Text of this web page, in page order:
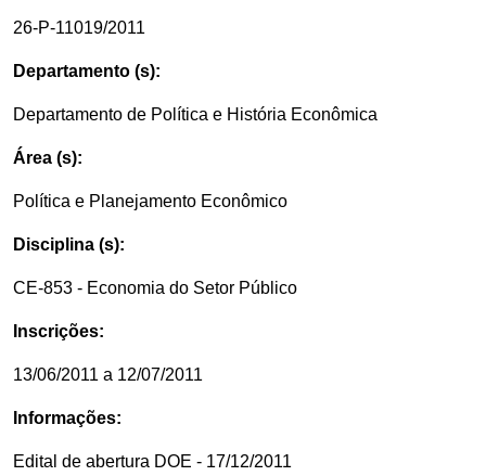
26-P-11019/2011
Departamento (s):
Departamento de Política e História Econômica
Área (s):
Política e Planejamento Econômico
Disciplina (s):
CE-853 - Economia do Setor Público
Inscrições:
13/06/2011 a 12/07/2011
Informações:
Edital de abertura DOE - 17/12/2011